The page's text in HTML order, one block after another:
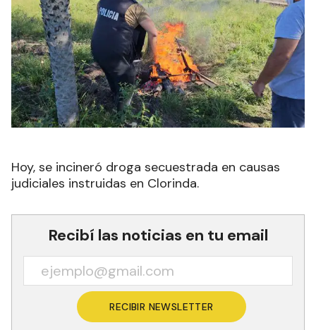
Hoy, se incineró droga secuestrada en causas
judiciales instruidas en Clorinda.
Recibí las noticias en tu email
RECIBIR NEWSLETTER